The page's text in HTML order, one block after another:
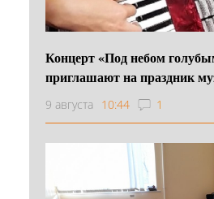
Концерт «Под небом
приглашают на праздник
9 августа 10:44 1